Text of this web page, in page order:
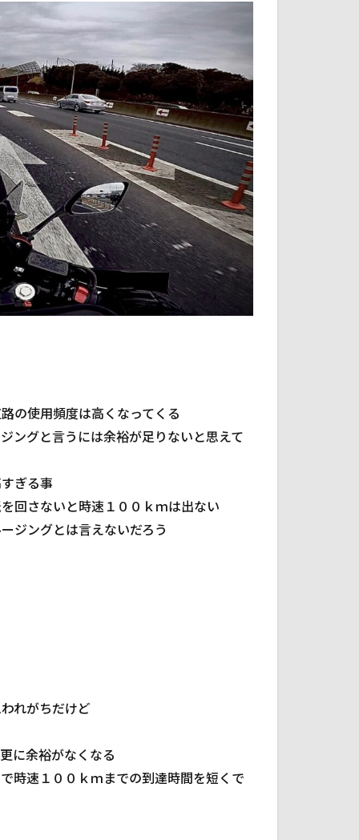
の使用頻度は高くなってくる
ングと言うには余裕が足りないと思えて
ぎる事
回さないと時速１００ｋｍは出ない
ジングとは言えないだろう
れがちだけど
に余裕がなくなる
時速１００ｋｍまでの到達時間を短くで